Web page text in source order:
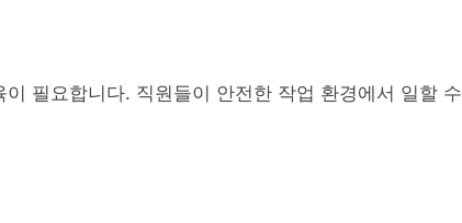
필요합니다. 직원들이 안전한 작업 환경에서 일할 수